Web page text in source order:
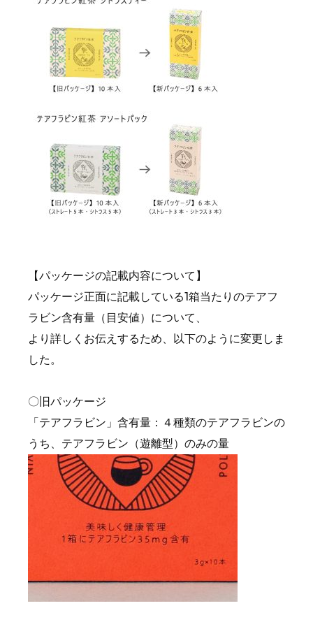
【パッケージの記載内容について】
パッケージ正面に記載している1箱当たりのテアフ
ラビン含有量（目安値）について、
より詳しくお伝えするため、以下のように変更しま
した。
〇旧パッケージ
「テアフラビン」含有量：４種類のテアフラビンの
うち、テアフラビン（遊離型）のみの量